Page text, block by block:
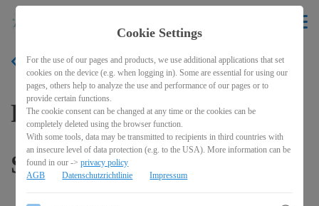
BACK
Roadbook Mallorca:
Südspitze
Cookie Settings
For the use of our pages and products, we use additional applications that set
cookies on the device (e.g. when logging in). Some are essential for using our
pages, others help to analyze the use and performance of our pages or to
provide certain functions.
The cookie consent can be changed at any time or the cookies can be
completely deleted using the browser function.
With some tools, data may be transmitted to recipients in third countries with
an insecure level of data protection (e.g. to the USA). More information can be
found in our ->privacy policy
AGB
Datenschutzrichtlinie Impressum